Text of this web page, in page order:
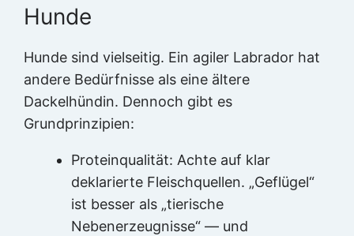
Hunde
Hunde sind vielseitig. Ein agiler Labrador hat
andere Bedürfnisse als eine ältere
Dackelhündin. Dennoch gibt es
Grundprinzipien:
Proteinqualität: Achte auf klar
deklarierte Fleischquellen. „Geflügel“
ist besser als „tierische
Nebenerzeugnisse“ — und